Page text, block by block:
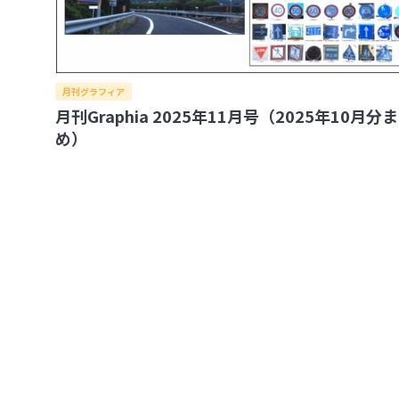
月刊グラフィア
月刊Graphia 2025年11月号（2025年10月分
め）